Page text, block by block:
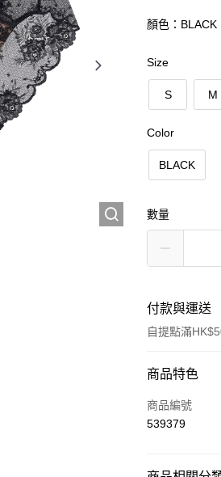
顏色：BLACK
Size
S M
Color
BLACK
數量
付款與運送
自提點滿
付款方式
信用卡
商品特色
商品編號
539379